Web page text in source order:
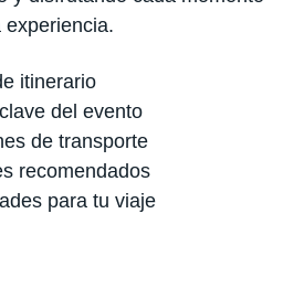
experiencia.
itinerario
del evento
de transporte
recomendados
para tu viaje